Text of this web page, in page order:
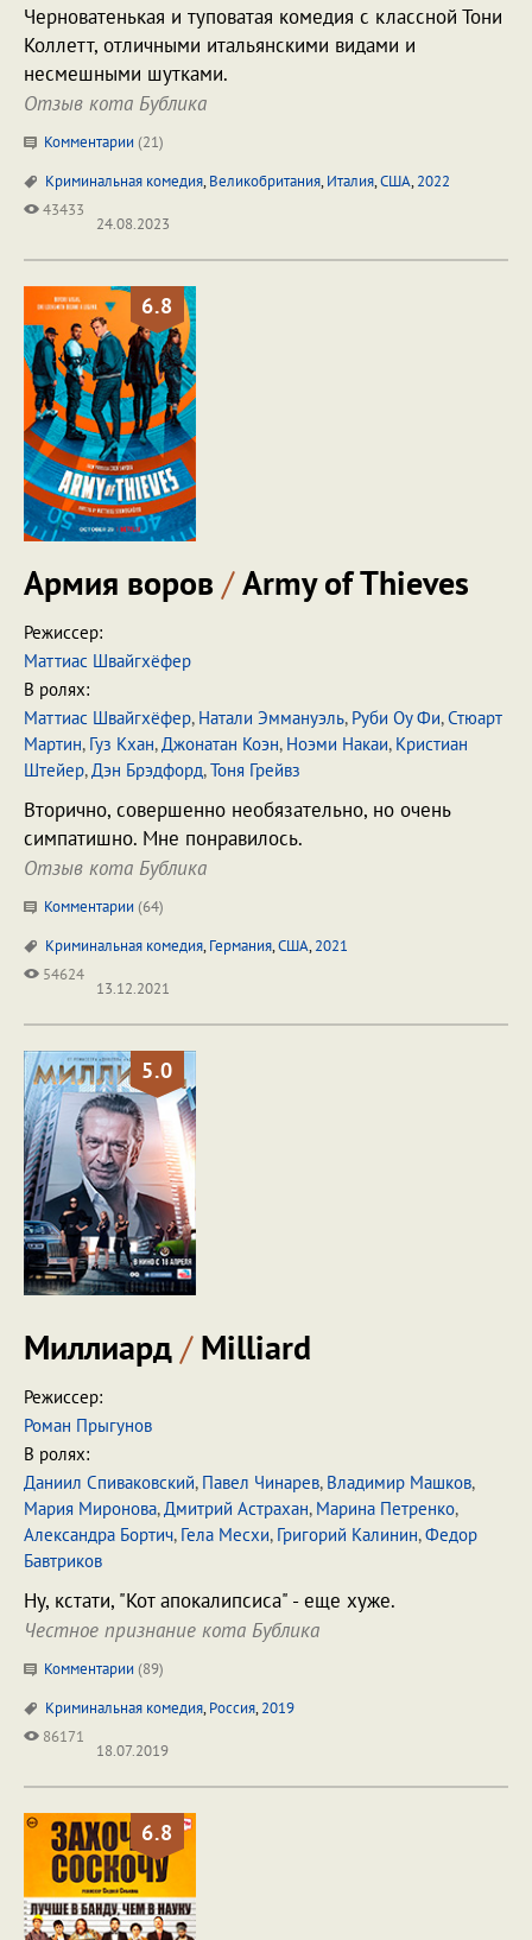
Черноватенькая и туповатая комедия с классной Тони
Коллетт, отличными итальянскими видами и
несмешными шутками.
Отзыв кота Бублика
Комментарии (21)
Криминальная комедия,Великобритания,Италия,США,2022
43433
24.08.2023
6.8
Армия воров/Army of Thieves
Режиссер:
Маттиас Швайгхёфер
В ролях:
Маттиас Швайгхёфер, Натали Эммануэль, Руби Оу Фи,Стюарт
Мартин, Гуз Кхан,Джонатан Коэн, Ноэми Накаи, Кристиан
Штейер,Дэн Брэдфорд,Тоня Грейвз
Вторично, совершенно необязательно, но очень
симпатишно. Мне понравилось.
Отзыв кота Бублика
Комментарии (64)
Криминальная комедия,Германия,США,2021
54624
13.12.2021
5.0
Миллиард/Milliard
Режиссер:
Роман Прыгунов
В ролях:
Даниил Спиваковский, Павел Чинарев, Владимир Машков,
Мария Миронова,Дмитрий Астрахан, Марина Петренко,
Александра Бортич, Гела Месхи, Григорий Калинин,Федор
Бавтриков
Ну, кстати, "Кот апокалипсиса" - еще хуже.
Честное признание кота Бублика
Комментарии (89)
Криминальная комедия,Россия,2019
86171
18.07.2019
6.8